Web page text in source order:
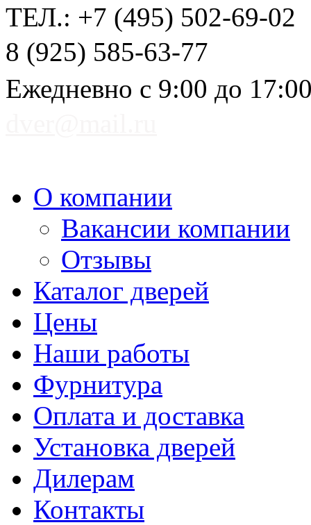
ТЕЛ.: +7 (495) 502-69-02
8 (925) 585-63-77
Ежедневно с 9:00 до
О компании
Вакансии компании
Отзывы
Каталог дверей
Цены
Наши работы
Фурнитура
Оплата и доставка
Установка дверей
Дилерам
Контакты